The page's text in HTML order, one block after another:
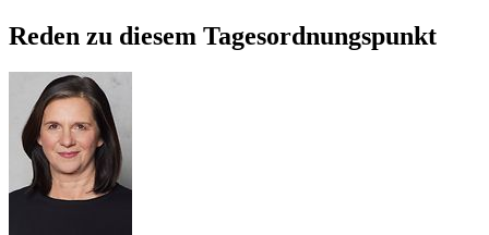
Reden zu diesem Tagesordnungspunkt